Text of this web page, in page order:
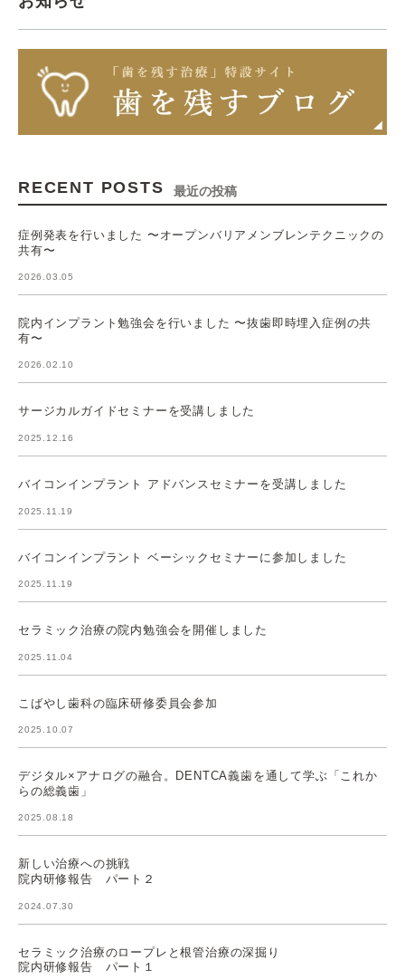
RECENT POSTS 最近の投稿
症例発表を行いました 〜オープンバリアメンブレンテクニックの
共有〜
2026.03.05
院内インプラント勉強会を行いました 〜抜歯即時埋入症例の共
有〜
2026.02.10
サージカルガイドセミナーを受講しました
2025.12.16
バイコンインプラント アドバンスセミナーを受講しました
2025.11.19
バイコンインプラント ベーシックセミナーに参加しました
2025.11.19
セラミック治療の院内勉強会を開催しました
2025.11.04
こばやし歯科の臨床研修委員会参加
2025.10.07
デジタル×アナログの融合。DENTCA義歯を通して学ぶ「これか
らの総義歯」
2025.08.18
新しい治療への挑戦
院内研修報告 パート２
2024.07.30
セラミック治療のロープレと根管治療の深掘り
院内研修報告 パート１